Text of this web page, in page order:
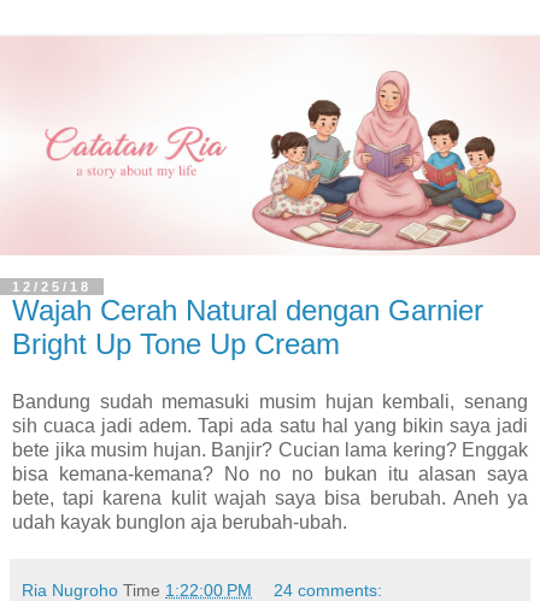
12/25/18
Wajah Cerah Natural dengan Garnier
Bright Up Tone Up Cream
Bandung sudah memasuki musim hujan kembali, senang
sih cuaca jadi adem. Tapi ada satu hal yang bikin saya jadi
bete jika musim hujan. Banjir? Cucian lama kering? Enggak
bisa kemana-kemana? No no no bukan itu alasan saya
bete, tapi karena kulit wajah saya bisa berubah. Aneh ya
udah kayak bunglon aja berubah-ubah.
Ria Nugroho Time 1:22:00 PM 24 comments: